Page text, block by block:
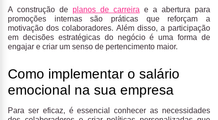
A construção de planos de carreira e a abertura para
promoções internas são práticas que reforçam a
motivação dos colaboradores. Além disso, a participação
em decisões estratégicas do negócio é uma forma de
engajar e criar um senso de pertencimento maior.
Como implementar o salário
emocional na sua empresa
Para ser eficaz, é essencial conhecer as necessidades